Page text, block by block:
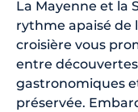
La Mayenne et la
rythme apaisé de
croisière vous
entre
gastronomiques
préservée.